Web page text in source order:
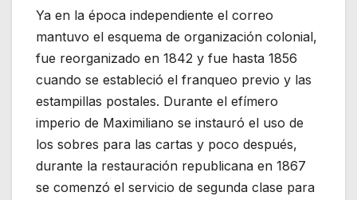
Ya en la época independiente el correo
mantuvo el esquema de organización colonial,
fue reorganizado en 1842 y fue hasta 1856
cuando se estableció el franqueo previo y las
estampillas postales. Durante el efímero
imperio de Maximiliano se instauró el uso de
los sobres para las cartas y poco después,
durante la restauración republicana en 1867
se comenzó el servicio de segunda clase para